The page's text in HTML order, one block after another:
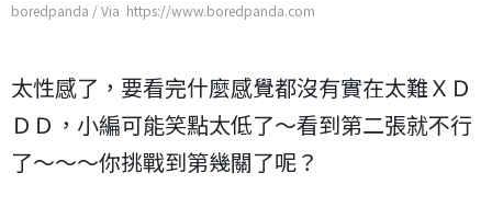
boredpanda / Via https://www.boredpanda.com
太性感了，要看完什麼感覺都沒有實在太難ＸＤ
ＤＤ，小編可能笑點太低了～看到第二張就不行
了～～～你挑戰到第幾關了呢？